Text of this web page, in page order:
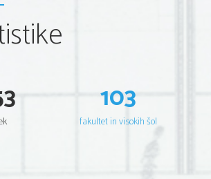
103
fakultet in visokih šol